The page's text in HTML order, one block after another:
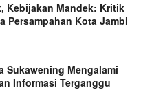
Kebijakan Mandek: Kritik
Persampahan Kota Jambi
Sukawening Mengalami
Informasi Terganggu